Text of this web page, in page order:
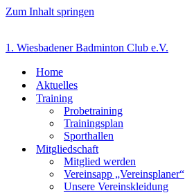
Zum Inhalt springen
1. Wiesbadener Badminton Club e.V.
Home
Aktuelles
Training
Probetraining
Trainingsplan
Sporthallen
Mitgliedschaft
Mitglied werden
Vereinsapp „Vereinsplaner“
Unsere Vereinskleidung